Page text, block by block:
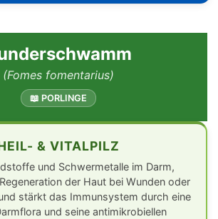
(Fomes fomentarius)
📖 PORLINGE
& VITALPILZ
und Schwermetalle im Darm,
der Haut bei Wunden oder
stärkt das Immunsystem durch eine
und seine antimikrobiellen